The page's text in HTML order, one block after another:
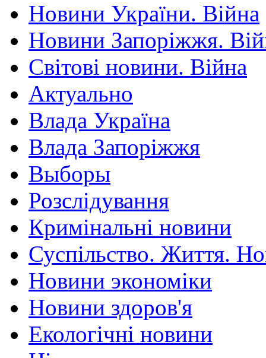
Новини України. Війна
Новини Запоріжжя.
Світові новини. Війна
Актуально
Влада Україна
Влада Запоріжжя
Выборы
Розслідування
Кримінальні новини
Суспільство. Життя.
Новини экономіки
Новини здоров'я
Екологічні новини